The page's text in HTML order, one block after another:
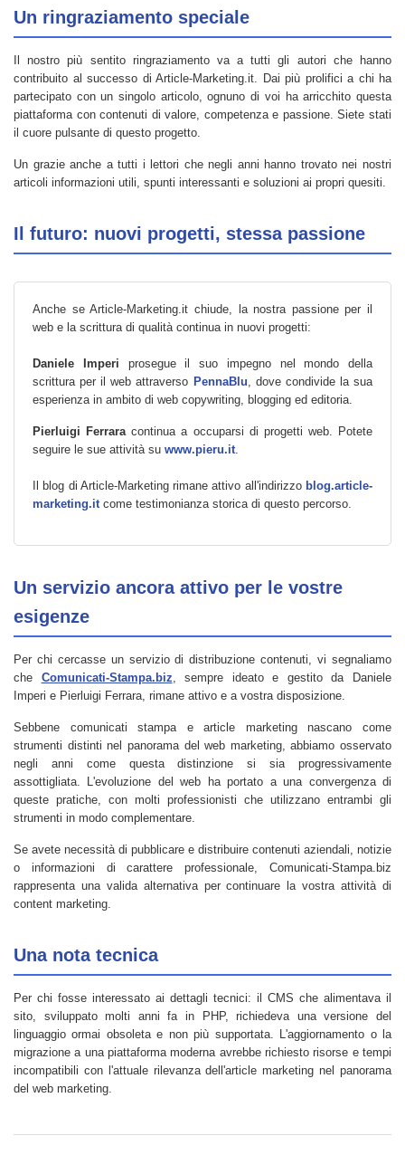
Un ringraziamento speciale
Il nostro più sentito ringraziamento va a tutti gli autori che hanno
contribuito al successo di Article-Marketing.it. Dai più prolifici a chi ha
partecipato con un singolo articolo, ognuno di voi ha arricchito questa
piattaforma con contenuti di valore, competenza e passione. Siete stati
il cuore pulsante di questo progetto.
Un grazie anche a tutti i lettori che negli anni hanno trovato nei nostri
articoli informazioni utili, spunti interessanti e soluzioni ai propri quesiti.
Il futuro: nuovi progetti, stessa passione
Anche se Article-Marketing.it chiude, la nostra passione per il
web e la scrittura di qualità continua in nuovi progetti:
Daniele Imperi prosegue il suo impegno nel mondo della
scrittura per il web attraverso PennaBlu, dove condivide la sua
esperienza in ambito di web copywriting, blogging ed editoria.
Pierluigi Ferraracontinua a occuparsi di progetti web. Potete
seguire le sue attività su www.pieru.it.
Il blog di Article-Marketing rimane attivo all'indirizzo blog.article-
marketing.itcome testimonianza storica di questo percorso.
Un servizio ancora attivo per le vostre
esigenze
Per chi cercasse un servizio di distribuzione contenuti, vi segnaliamo
che Comunicati-Stampa.biz, sempre ideato e gestito da Daniele
Imperi e Pierluigi Ferrara, rimane attivo e a vostra disposizione.
Sebbene comunicati stampa e article marketing nascano come
strumenti distinti nel panorama del web marketing, abbiamo osservato
negli anni come questa distinzione si sia progressivamente
assottigliata. L'evoluzione del web ha portato a una convergenza di
queste pratiche, con molti professionisti che utilizzano entrambi gli
strumenti in modo complementare.
Se avete necessità di pubblicare e distribuire contenuti aziendali, notizie
o informazioni di carattere professionale, Comunicati-Stampa.biz
rappresenta una valida alternativa per continuare la vostra attività di
content marketing.
Una nota tecnica
Per chi fosse interessato ai dettagli tecnici: il CMS che alimentava il
sito, sviluppato molti anni fa in PHP, richiedeva una versione del
linguaggio ormai obsoleta e non più supportata. L'aggiornamento o la
migrazione a una piattaforma moderna avrebbe richiesto risorse e tempi
incompatibili con l'attuale rilevanza dell'article marketing nel panorama
del web marketing.